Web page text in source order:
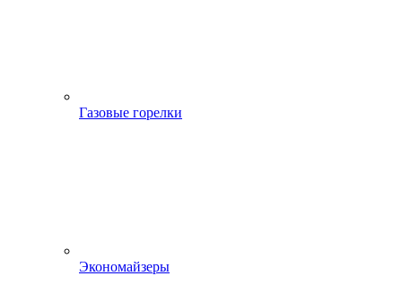
Газовые горелки
Экономайзеры